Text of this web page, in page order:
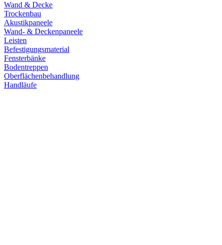
Wand & Decke
Trockenbau
Akustikpaneele
Wand- & Deckenpaneele
Leisten
Befestigungsmaterial
Fensterbänke
Bodentreppen
Oberflächenbehandlung
Handläufe